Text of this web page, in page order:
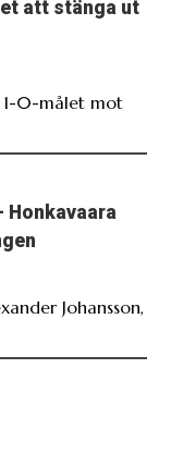
att stänga ut
1-0-målet mot
Honkavaara
Johansson,